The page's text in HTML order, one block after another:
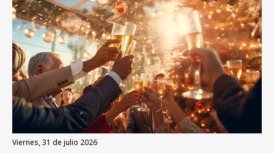
viernes, 31 de julio 2026